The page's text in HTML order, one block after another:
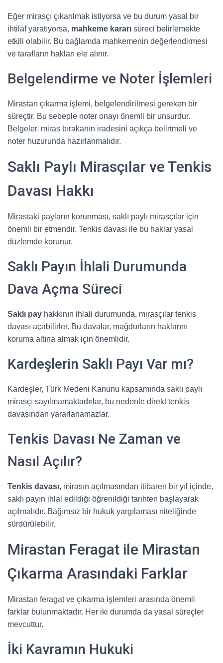
Eğer mirasçı çıkarılmak istiyorsa ve bu durum yasal bir
ihtilaf yaratıyorsa, mahkeme kararı süreci belirlemekte
etkili olabilir. Bu bağlamda mahkemenin değerlendirmesi
ve tarafların hakları ele alınır.
Belgelendirme ve Noter İşlemleri
Mirastan çıkarma işlemi, belgelendirilmesi gereken bir
süreçtir. Bu sebeple noter onayı önemli bir unsurdur.
Belgeler, miras bırakanın iradesini açıkça belirtmeli ve
noter huzurunda hazırlanmalıdır.
Saklı Paylı Mirasçılar ve Tenkis
Davası Hakkı
Mirastaki payların korunması, saklı paylı mirasçılar için
önemli bir etmendir. Tenkis davası ile bu haklar yasal
düzlemde korunur.
Saklı Payın İhlali Durumunda
Dava Açma Süreci
Saklı pay hakkının ihlali durumunda, mirasçılar tenkis
davası açabilirler. Bu davalar, mağdurların haklarını
koruma altına almak için önemlidir.
Kardeşlerin Saklı Payı Var mı?
Kardeşler, Türk Medeni Kanunu kapsamında saklı paylı
mirasçı sayılmamaktadırlar, bu nedenle direkt tenkis
davasından yararlanamazlar.
Tenkis Davası Ne Zaman ve
Nasıl Açılır?
Tenkis davası, mirasın açılmasından itibaren bir yıl içinde,
saklı payın ihlal edildiği öğrenildiği tarihten başlayarak
açılmalıdır. Bağımsız bir hukuk yargılaması niteliğinde
sürdürülebilir.
Mirastan Feragat ile Mirastan
Çıkarma Arasındaki Farklar
Mirastan feragat ve çıkarma işlemleri arasında önemli
farklar bulunmaktadır. Her iki durumda da yasal süreçler
mevcuttur.
İki Kavramın Hukuki